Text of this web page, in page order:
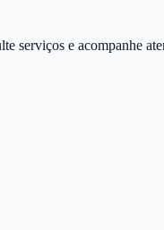
serviços e acompanhe